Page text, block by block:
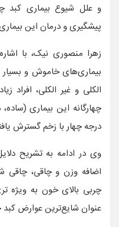
و علل شیوع بیماری
پیشگیری و درمان این
زهرا منصوری نیک، با
بیماری‌های خاموش و
الکلی و غیر الکلی، افراد
چهارگانه این بیماری
درجه چهار با زخم گسترش
وی در ادامه به تشریح
اضافه وزن و چاقی، چاقی
چربی بالای خون به ویژه
عنوان شایع‌ترین عوارض کبد